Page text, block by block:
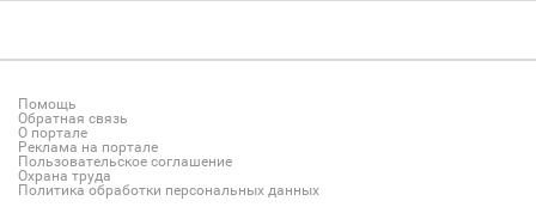
Помощь
Обратная связь
О портале
Реклама на портале
Пользовательское соглашение
Охрана труда
Политика обработки персональных данных